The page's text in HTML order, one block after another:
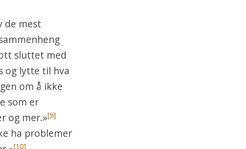
de mest
sluttet med
og lytte til hva
om å ikke
som er
og mer.»[9]
ha problemer
[10]